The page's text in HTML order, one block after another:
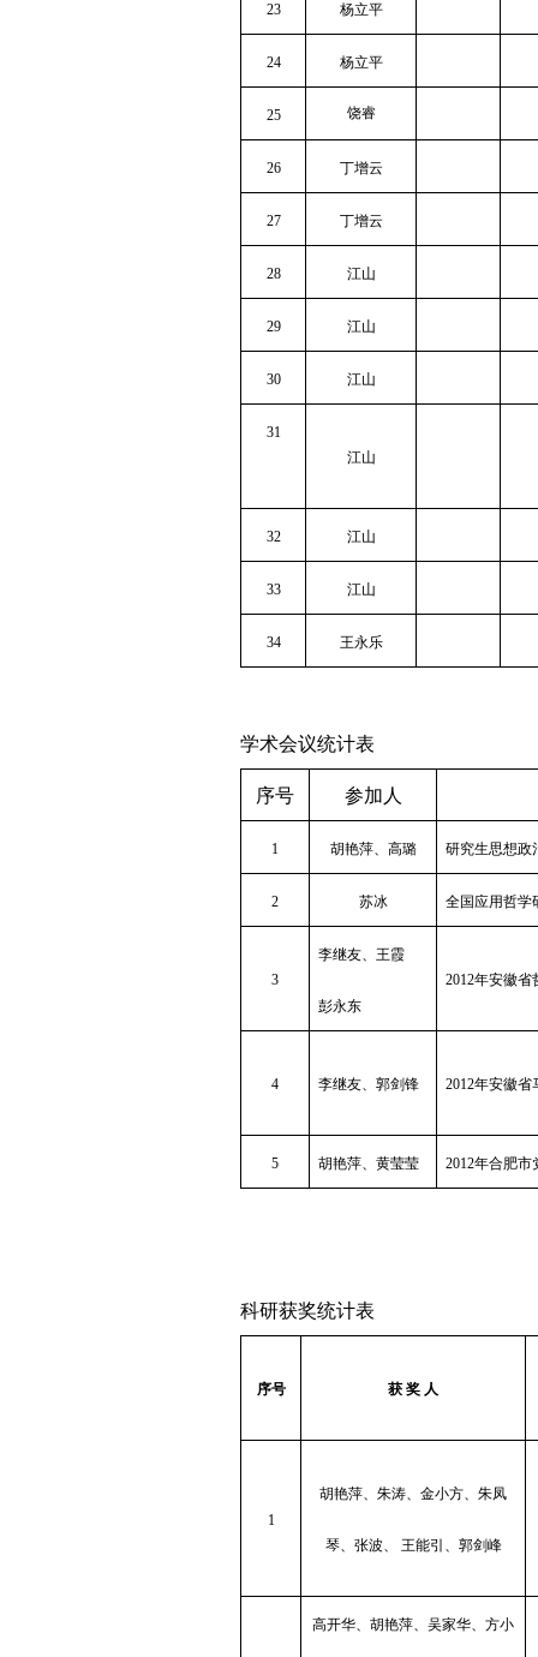
23 杨立平
24 杨立平
25 饶睿
26 丁增云
27 丁增云
28 江山
29 江山
30 江山
31
江山
32 江山
33 江山
34 王永乐
学术会议统计表
序号 参加人
1 胡艳萍、高璐 研究生思想政
2 苏冰 全国应用哲学
3
李继友、王霞
彭永东
2012年安徽省
4 李继友、郭剑锋 2012年安徽省
5 胡艳萍、黄莹莹 2012年合肥市
科研获奖统计表
序号 获 奖 人
1
胡艳萍、朱涛、金小方、朱凤
琴、张波、 王能引、郭剑峰
高开华、胡艳萍、吴家华、方小